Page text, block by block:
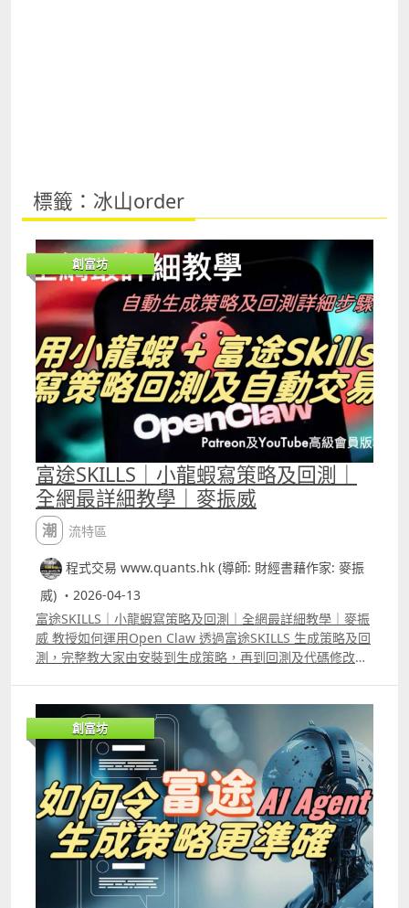
標籤：冰山order
創富坊
富途SKILLS｜小龍蝦寫策略及回測｜
全網最詳細教學｜麥振威
潮流特區
程式交易 www.quants.hk (導師: 財經書藉作家: 麥振
威) ・2026-04-13
富途SKILLS｜小龍蝦寫策略及回測｜全網最詳細教學｜麥振
威 教授如何運用Open Claw 透過富途SKILLS 生成策略及回
測，完整教大家由安裝到生成策略，再到回測及代碼修改。
運用龍蝦生成策略及回測，便必需懂得它的優點及缺點，以
及懂得識別AI生成策略時的錯誤。
創富坊